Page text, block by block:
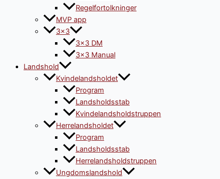
Regelfortolkninger
MVP app
3×3
3×3 DM
3×3 Manual
Landshold
Kvindelandsholdet
Program
Landsholdsstab
Kvindelandsholdstruppen
Herrelandsholdet
Program
Landsholdsstab
Herrelandsholdstruppen
Ungdomslandshold